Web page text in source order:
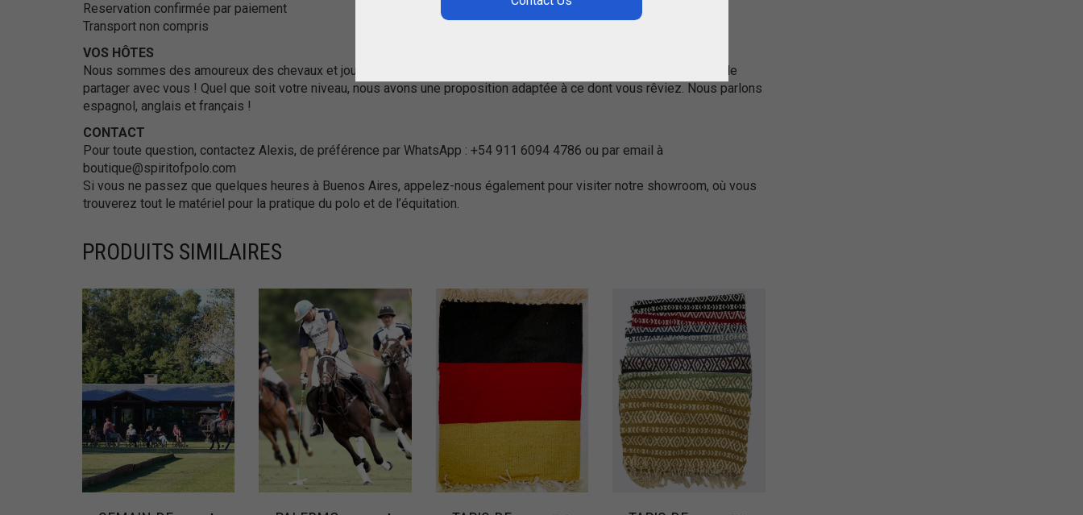
Reservation confirmée par paiement
Transport non compris
VOS HÔTES
Nous sommes des amoureux des chevaux et joueurs de polo. Nous consacrons notre vie à ce sport et souhaitons le
partager avec vous ! Quel que soit votre niveau, nous avons une proposition adaptée à ce dont vous rêviez. Nous parlons
espagnol, anglais et français !
CONTACT
Pour toute question, contactez Alexis, de préférence par WhatsApp : +54 911 6094 4786 ou par email à
boutique@spiritofpolo.com
Si vous ne passez que quelques heures à Buenos Aires, appelez-nous également pour visiter notre showroom, où vous
trouverez tout le matériel pour la pratique du polo et de l’équitation.
PRODUITS SIMILAIRES